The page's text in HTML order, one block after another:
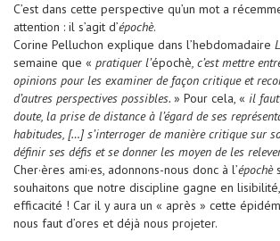
C’est dans cette perspective qu’un mot a
attention : il s’agit d’épochè.
Corine Pelluchon explique dans l’hebdomadaire
semaine que « pratiquer l’épochè, c’est mettre
opinions pour les examiner de façon critique et
d’autres perspectives possibles. » Pour cela, « il faut
doute, la prise de distance à l’égard de ses
habitudes, […] s’interroger de manière critique sur
définir ses défis et se donner les moyen de les
Cher·ères ami·es, adonnons-nous donc à l’épochè
souhaitons que notre discipline gagne en
efficacité ! Car il y aura un « après » cette
nous faut d’ores et déjà nous projeter.